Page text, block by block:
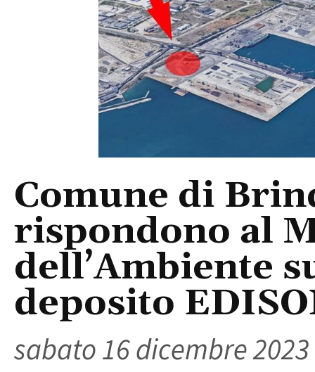
Comune di
rispondono al
dell’Ambiente
deposito
sabato 16 dicembre 2023